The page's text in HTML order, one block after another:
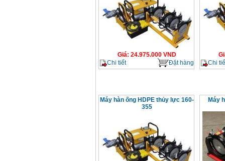
Giá: 24.975.000 VND
Chi tiết
Đặt hàng
Chi
Máy hàn ống HDPE thủy lực 160-
355
Máy